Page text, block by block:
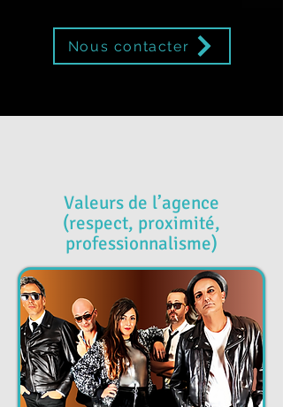
Nous contacter
Valeurs de l’agence
(respect, proximité,
professionnalisme)